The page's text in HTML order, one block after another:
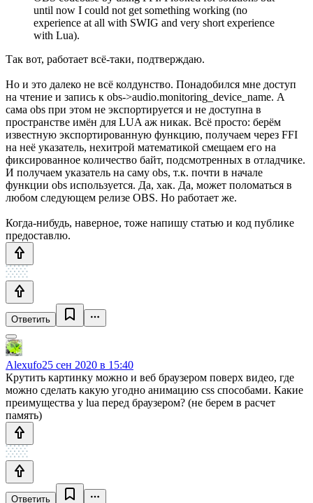
until now I could not get something working (no
experience at all with SWIG and very short experience
with Lua).
Так вот, работает всё-таки, подтверждаю.
Но и это далеко не всё колдунство. Понадобился мне доступ
на чтение и запись к obs->audio.monitoring_device_name. А
сама obs при этом не экспортируется и не доступна в
пространстве имён для LUA аж никак. Всё просто: берём
известную экспортированную функцию, получаем через FFI
на неё указатель, нехитрой математикой смещаем его на
фиксированное количество байт, подсмотренных в отладчике.
И получаем указатель на саму obs, т.к. почти в начале
функции obs используется. Да, хак. Да, может поломаться в
любом следующем релизе OBS. Но работает же.
Когда-нибудь, наверное, тоже напишу статью и код публике
предоставлю.
Ответить
Alexufo25 сен 2020 в 15:40
Крутить картинку можно и веб браузером поверх видео, где
можно сделать какую угодно анимацию css способами. Какие
преимущества у lua перед браузером? (не берем в расчет
память)
Ответить